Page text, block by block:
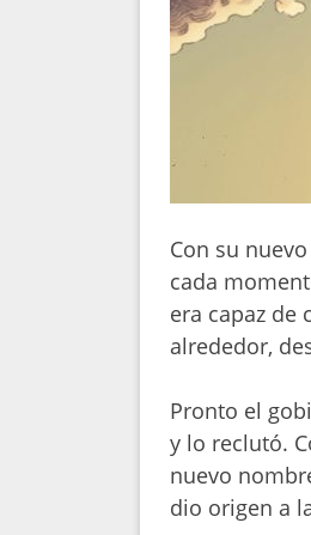
Con su
cada
era capaz de
alrededor,
Pronto el
y lo reclutó.
nuevo
dio origen a